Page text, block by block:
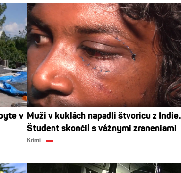
v Muži v kuklách napadli štvoricu z Indie.
Študent skončil s vážnymi zraneniami
Krimi